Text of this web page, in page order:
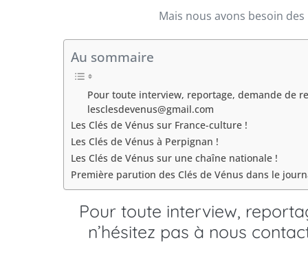
Mais nous avons besoin
Au sommaire
Pour toute interview, reportage, demande de
lesclesdevenus@gmail.com
Les Clés de Vénus sur France-culture !
Les Clés de Vénus à Perpignan !
Les Clés de Vénus sur une chaîne nationale !
Première parution des Clés de Vénus dans le
Pour toute interview,
n’hésitez pas à nous